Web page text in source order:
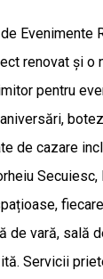
Evenimente
renovat și o
pentru
de cazare
Secuiesc,
de vară, sală
Servicii